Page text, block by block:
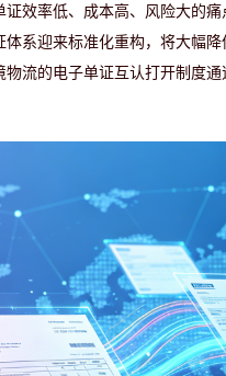
效率低、成本高、风险大的
系迎来标准化重构，将大幅
流的电子单证互认打开制度通